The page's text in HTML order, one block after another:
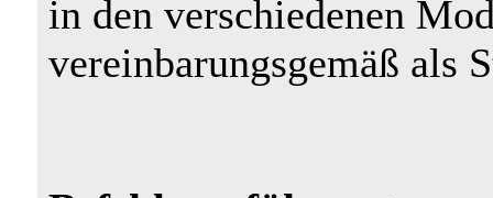
in den verschiedenen
vereinbarungsgemäß als